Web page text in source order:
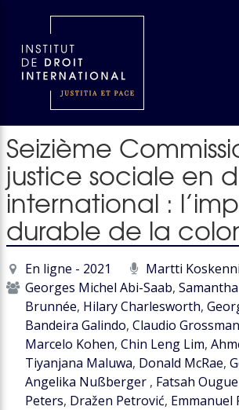
Seizième
justice sociale en
international :
durable de la
En ligne - 2021
Martti
Georges Michel Abi-Saab,
Brunnée, Hilary Charlesworth,
Bandeira Galindo, Claudio Grossman
Marcelo Kohen, Chin Leng Lim,
Tiyanjana Maluwa, Donald McRae,
Angelika Nußberger , Fatsah
Peters, Dražen Petrović, Emmanuel